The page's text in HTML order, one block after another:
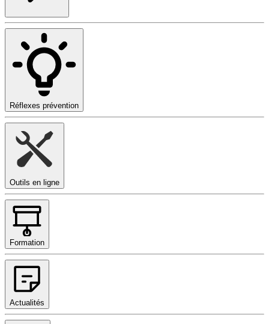
Réflexes prévention
Outils en ligne
Formation
Actualités